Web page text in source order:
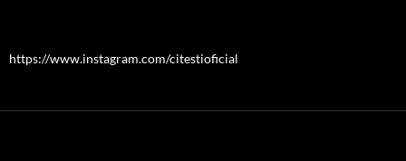
https://www.instagram.com/citestioficial